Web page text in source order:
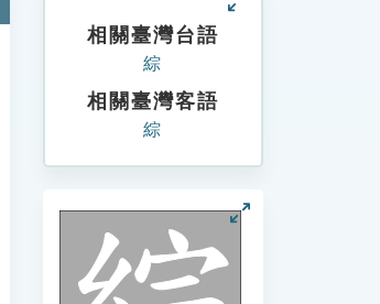
相關臺灣台語
綜
相關臺灣客語
綜